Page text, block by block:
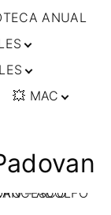
ANUAL
BRASIL
CHILE
ESTADOS
INDIA
JAPÓN
RUSIA
ALEMANIA
AUSTRIA
AUSTRALIA
💥 MAC
👁️ ANIME
🗨 CÓMICS